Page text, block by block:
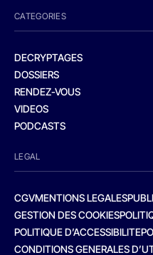
CATEGORIES
DECRYPTAGES
DOSSIERS
RENDEZ-VOUS
VIDEOS
PODCASTS
LEGAL
CGVMENTIONS LEGALES
GESTION DES COOKIES
POLITIQUE D’ACCESSIBILITE
CONDITIONS GENERALES